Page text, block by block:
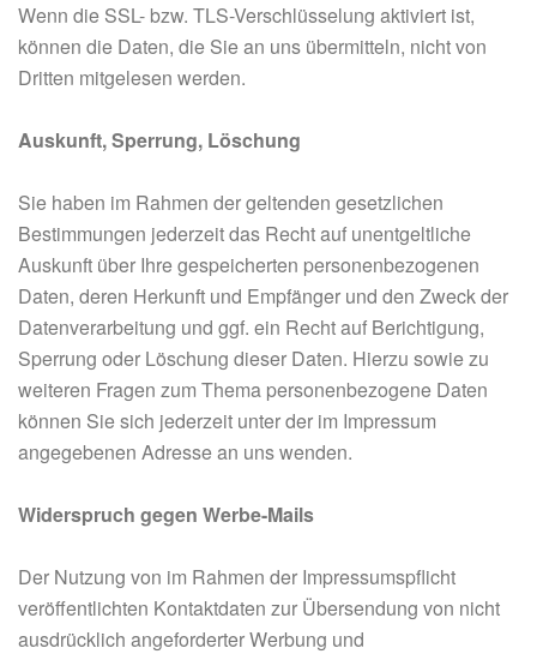
Wenn die SSL- bzw. TLS-Verschlüsselung aktiviert ist,
können die Daten, die Sie an uns übermitteln, nicht von
Dritten mitgelesen werden.
Auskunft, Sperrung, Löschung
Sie haben im Rahmen der geltenden gesetzlichen
Bestimmungen jederzeit das Recht auf unentgeltliche
Auskunft über Ihre gespeicherten personenbezogenen
Daten, deren Herkunft und Empfänger und den Zweck der
Datenverarbeitung und ggf. ein Recht auf Berichtigung,
Sperrung oder Löschung dieser Daten. Hierzu sowie zu
weiteren Fragen zum Thema personenbezogene Daten
können Sie sich jederzeit unter der im Impressum
angegebenen Adresse an uns wenden.
Widerspruch gegen Werbe-Mails
Der Nutzung von im Rahmen der Impressumspflicht
veröffentlichten Kontaktdaten zur Übersendung von nicht
ausdrücklich angeforderter Werbung und